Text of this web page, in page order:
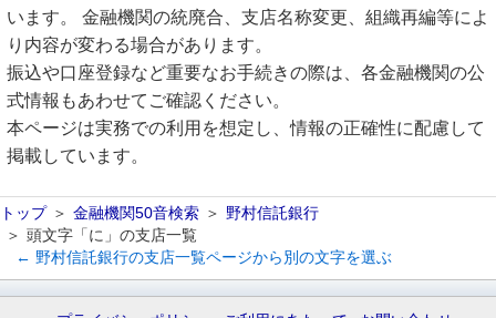
います。 金融機関の統廃合、支店名称変更、組織再編等によ
り内容が変わる場合があります。
振込や口座登録など重要なお手続きの際は、各金融機関の公
式情報もあわせてご確認ください。
本ページは実務での利用を想定し、情報の正確性に配慮して
掲載しています。
トップ 金融機関50音検索
野村信託銀行
頭文字「に」の支店一覧
← 野村信託銀行の支店一覧ページから別の文字を選ぶ